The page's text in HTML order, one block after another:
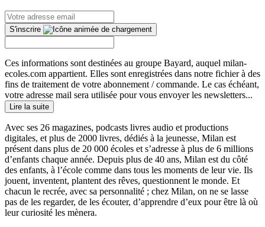
S'inscrire
Ces informations sont destinées au groupe Bayard, auquel milan-
ecoles.com appartient. Elles sont enregistrées dans notre fichier à des
fins de traitement de votre abonnement / commande. Le cas échéant,
votre adresse mail sera utilisée pour vous envoyer les newsletters...
Lire la suite
Avec ses 26 magazines, podcasts livres audio et productions
digitales, et plus de 2000 livres, dédiés à la jeunesse, Milan est
présent dans plus de 20 000 écoles et s’adresse à plus de 6 millions
d’enfants chaque année. Depuis plus de 40 ans, Milan est du côté
des enfants, à l’école comme dans tous les moments de leur vie. Ils
jouent, inventent, plantent des rêves, questionnent le monde. Et
chacun le recrée, avec sa personnalité ; chez Milan, on ne se lasse
pas de les regarder, de les écouter, d’apprendre d’eux pour être là où
leur curiosité les mènera.